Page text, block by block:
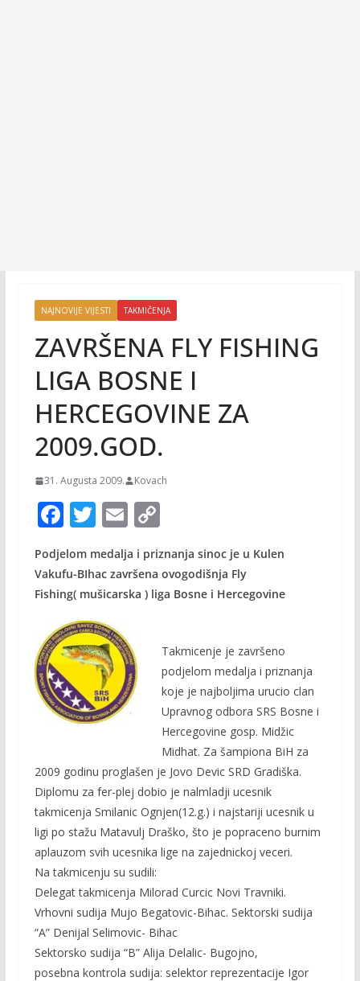
NAJNOVIJE VIJESTI TAKMIČENJA
ZAVRŠENA FLY FISHING
LIGA BOSNE I
HERCEGOVINE ZA
2009.GOD.
31. Augusta 2009. Kovach
F
ac
e
b
o
o
k
T
w
itt
er
E
m
ai
l
C
p
y
n
k
Podjelom medalja i priznanja sinoc je u Kulen
Vakufu-BIhac završena ovogodišnja Fly
Fishing( mušicarska ) liga Bosne i Hercegovine
Takmicenje je završeno
podjelom medalja i priznanja
koje je najboljima urucio clan
Upravnog odbora SRS Bosne i
Hercegovine gosp. Midžic
Midhat. Za šampiona BiH za
2009 godinu proglašen je Jovo Devic SRD Gradiška.
Diplomu za fer-plej dobio je nalmladji ucesnik
takmicenja Smilanic Ognjen(12.g.) i najstariji ucesnik u
ligi po stažu Matavulj Draško, što je popraceno burnim
aplauzom svih ucesnika lige na zajednickoj veceri.
Na takmicenju su sudili:
Delegat takmicenja Milorad Curcic Novi Travniki.
Vrhovni sudija Mujo Begatovic-Bihac. Sektorski sudija
“A” Denijal Selimovic- Bihac
Sektorsko sudija “B” Alija Delalic- Bugojno,
posebna kontrola sudija: selektor reprezentacije Igor